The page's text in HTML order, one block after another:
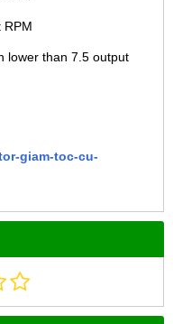
RPM
lower than 7.5 output
giam-toc-cu-